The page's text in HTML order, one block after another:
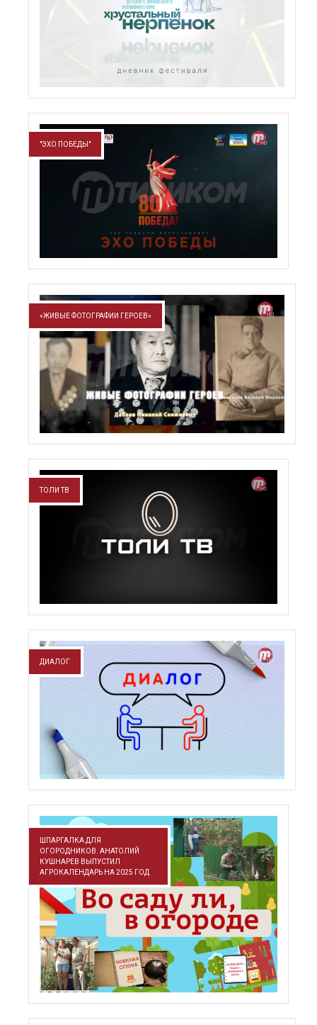
"ЭХО ПОБЕДЫ"
«ЖИВЫЕ ФОТОГРАФИИ ГЕРОЕВ»
ТОЛИ ТВ
ДИАЛОГ
ШПАРГАЛКА ДЛЯ
ОГОРОДНИКОВ. АНАТОЛИЙ
КУШНАРЕВ ВЫПУСТИЛ
АГРОКАЛЕНДАРЬ НА 2025 ГОД